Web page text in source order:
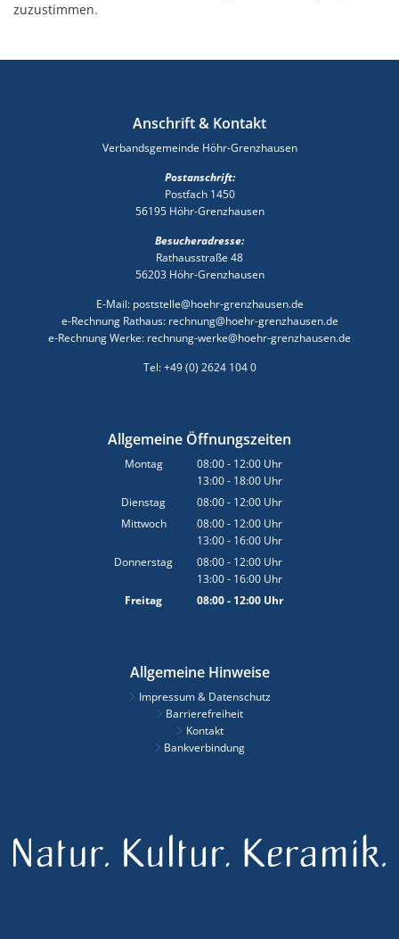
zuzustimmen.
Anschrift & Kontakt
Verbandsgemeinde Höhr-Grenzhausen
Postanschrift:
Postfach 1450
56195 Höhr-Grenzhausen
Besucheradresse:
Rathausstraße 48
56203 Höhr-Grenzhausen
E-Mail: poststelle@hoehr-grenzhausen.de
e-Rechnung Rathaus: rechnung@hoehr-grenzhausen.de
e-Rechnung Werke: rechnung-werke@hoehr-grenzhausen.de
Tel: +49 (0) 2624 104 0
Allgemeine Öffnungszeiten
Montag 08:00- 12:00 Uhr
Von 08:00 bis 12:00 Uhr
13:00- 18:00 Uhr
Von 13:00 bis 18:00 Uhr
Dienstag 08:00- 12:00 Uhr
Von 08:00 bis 12:00 Uhr
Mittwoch 08:00- 12:00 Uhr
Von 08:00 bis 12:00 Uhr
13:00- 16:00 Uhr
Von 13:00 bis 16:00 Uhr
Donnerstag 08:00- 12:00 Uhr
Von 08:00 bis 12:00 Uhr
13:00- 16:00 Uhr
Von 13:00 bis 16:00 Uhr
Freitag 08:00- 12:00Uhr
Allgemeine Hinweise
Impressum & Datenschutz
Barrierefreiheit
Kontakt
Bankverbindung